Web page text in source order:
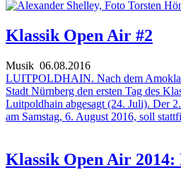
Klassik Open Air #2
Musik 06.08.2016
LUITPOLDHAIN. Nach dem
Stadt Nürnberg den ersten Tag des
Luitpoldhain abgesagt (24. Juli). Der
am Samstag, 6. August 2016, soll
Klassik Open Air 2014: